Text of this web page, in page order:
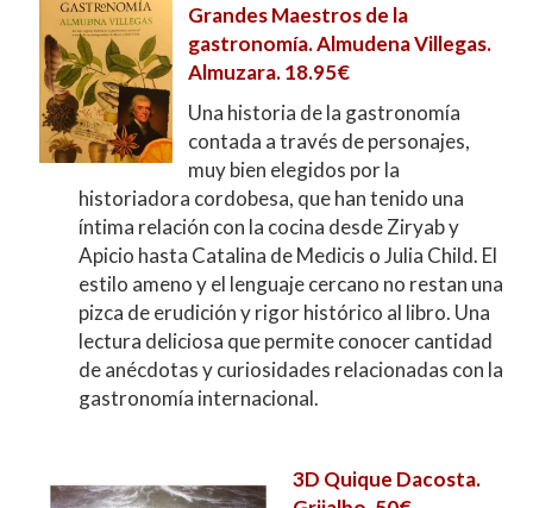
Grandes Maestros de la
gastronomía. Almudena Villegas.
Almuzara. 18.95€
Una historia de la gastronomía
contada a través de personajes,
muy bien elegidos por la
historiadora cordobesa, que han tenido una
íntima relación con la cocina desde Ziryab y
Apicio hasta Catalina de Medicis o Julia Child. El
estilo ameno y el lenguaje cercano no restan una
pizca de erudición y rigor histórico al libro. Una
lectura deliciosa que permite conocer cantidad
de anécdotas y curiosidades relacionadas con la
gastronomía internacional.
3D Quique Dacosta.